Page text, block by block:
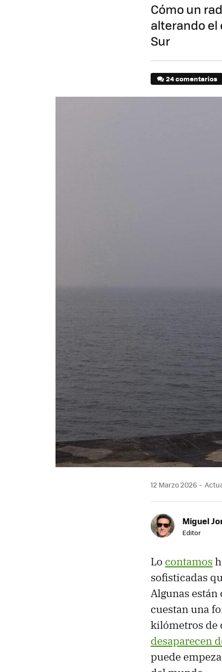
Cómo un
alterando el
Sur
24 comentarios
12 Marzo 2026
Miguel
Editor
Lo contamos
sofisticadas
Algunas
cuestan una
kilómetros de
desaparecen
puede